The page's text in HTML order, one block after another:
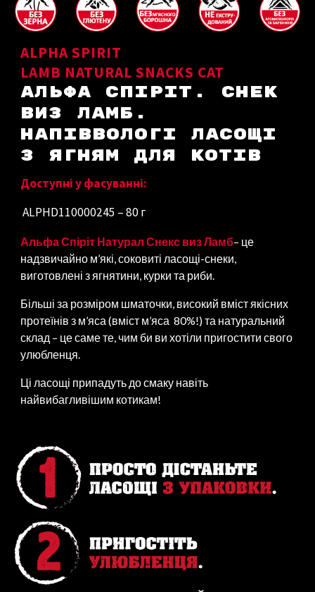
ALPHA SPIRIT
LAMB NATURAL SNACKS CAT
АЛЬФА СПІРІТ. СНЕК
ВИЗ ЛАМБ.
НАПІВВОЛОГІ ЛАСОЩІ
З ЯГНЯМ ДЛЯ КОТІВ
Доступні у фасуванні:
ALPHD110000245 – 80 г
Альфа Спіріт Натурал Снекс виз Ламб– це
надзвичайно м’які, соковиті ласощі-снеки,
виготовлені з ягнятини курки та риби
Більші за розміром шматочки, високий вміст якісних
протеїнів з м’яса (вміст м’яса 80%!) та натуральний
склад – це саме те, чим би ви хотіли пригостити свого
улюбленця.
Ці ласощі припадуть до смаку навіть
найвибагливішим котикам!